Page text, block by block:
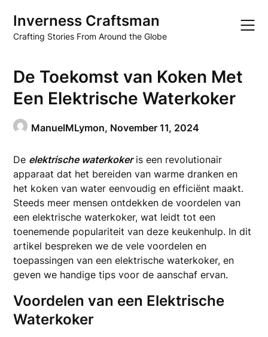
content
Inverness Craftsman
Crafting Stories From Around the Globe
De Toekomst van Koken Met
Een Elektrische Waterkoker
ManuelMLymon, November 11, 2024
De elektrische waterkokeris een revolutionair
apparaat dat het bereiden van warme dranken en
het koken van water eenvoudig en efficiënt maakt.
Steeds meer mensen ontdekken de voordelen van
een elektrische waterkoker, wat leidt tot een
toenemende populariteit van deze keukenhulp. In dit
artikel bespreken we de vele voordelen en
toepassingen van een elektrische waterkoker, en
geven we handige tips voor de aanschaf ervan.
Voordelen van een Elektrische
Waterkoker